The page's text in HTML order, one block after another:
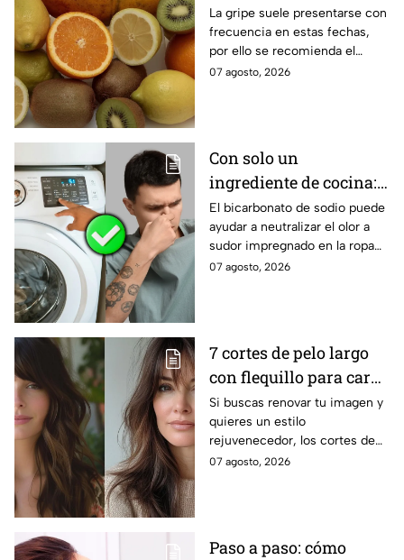
para evitar la gripe
La gripe suele presentarse con
frecuencia en estas fechas,
por ello se recomienda el
consumo de ciertas frutas.
07 agosto, 2026
Con solo un
ingrediente de cocina:
elimina el olor a sudor
de las camisetas de
deporte
El bicarbonato de sodio puede
ayudar a neutralizar el olor a
sudor impregnado en la ropa
deportiva cuando se utiliza
07 agosto, 2026
7 cortes de pelo largo
con flequillo para cara
redonda que te hace ver
más joven después de
los 40
Si buscas renovar tu imagen y
quieres un estilo
rejuvenecedor, los cortes de
pelo que apuestan por melenas
07 agosto, 2026
Paso a paso: cómo